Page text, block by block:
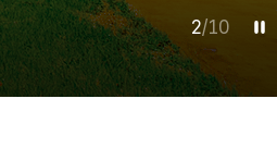
3/10